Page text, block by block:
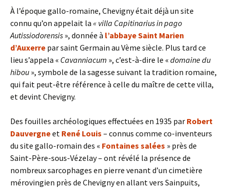
À l’époque gallo-romaine, Chevigny était déjà un site
connu qu’on appelait la « villa Capitinarius in pago
Autissiodorensis », donnée à l’abbaye Saint Marien
d’Auxerre par saint Germain au Vème siècle. Plus tard ce
lieu s’appela « Cavanniacum », c’est-à-dire le « domaine du
hibou », symbole de la sagesse suivant la tradition romaine,
qui fait peut-être référence à celle du maître de cette villa,
et devint Chevigny.
Des fouilles archéologiques effectuées en 1935 par Robert
Dauvergneet René Louis – connus comme co-inventeurs
du site gallo-romain des « Fontaines salées » près de
Saint-Père-sous-Vézelay – ont révélé la présence de
nombreux sarcophages en pierre venant d’un cimetière
mérovingien près de Chevigny en allant vers Sainpuits,